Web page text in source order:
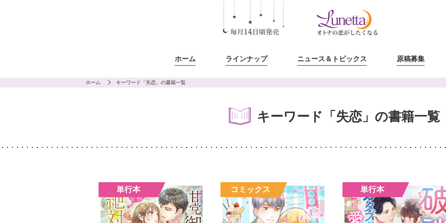
ホーム ラインナップ ニュース ＆トピックス 原稿募集
ホーム キーワード「失恋」の書籍一覧
キーワード「失恋」の書籍一覧